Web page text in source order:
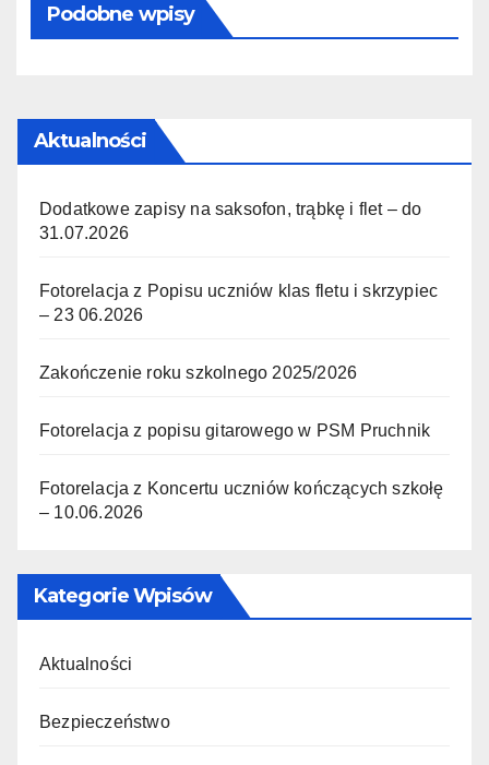
Podobne wpisy
Aktualności
Dodatkowe zapisy na saksofon, trąbkę i flet – do
31.07.2026
Fotorelacja z Popisu uczniów klas fletu i skrzypiec
– 23 06.2026
Zakończenie roku szkolnego 2025/2026
Fotorelacja z popisu gitarowego w PSM Pruchnik
Fotorelacja z Koncertu uczniów kończących szkołę
– 10.06.2026
Kategorie Wpisów
Aktualności
Bezpieczeństwo